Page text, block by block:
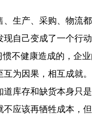
生产、采购、物流
自己变成了一个行
不健康造成的，企
为因果，相互成就
库存和缺货本身只
应该再牺牲成本，